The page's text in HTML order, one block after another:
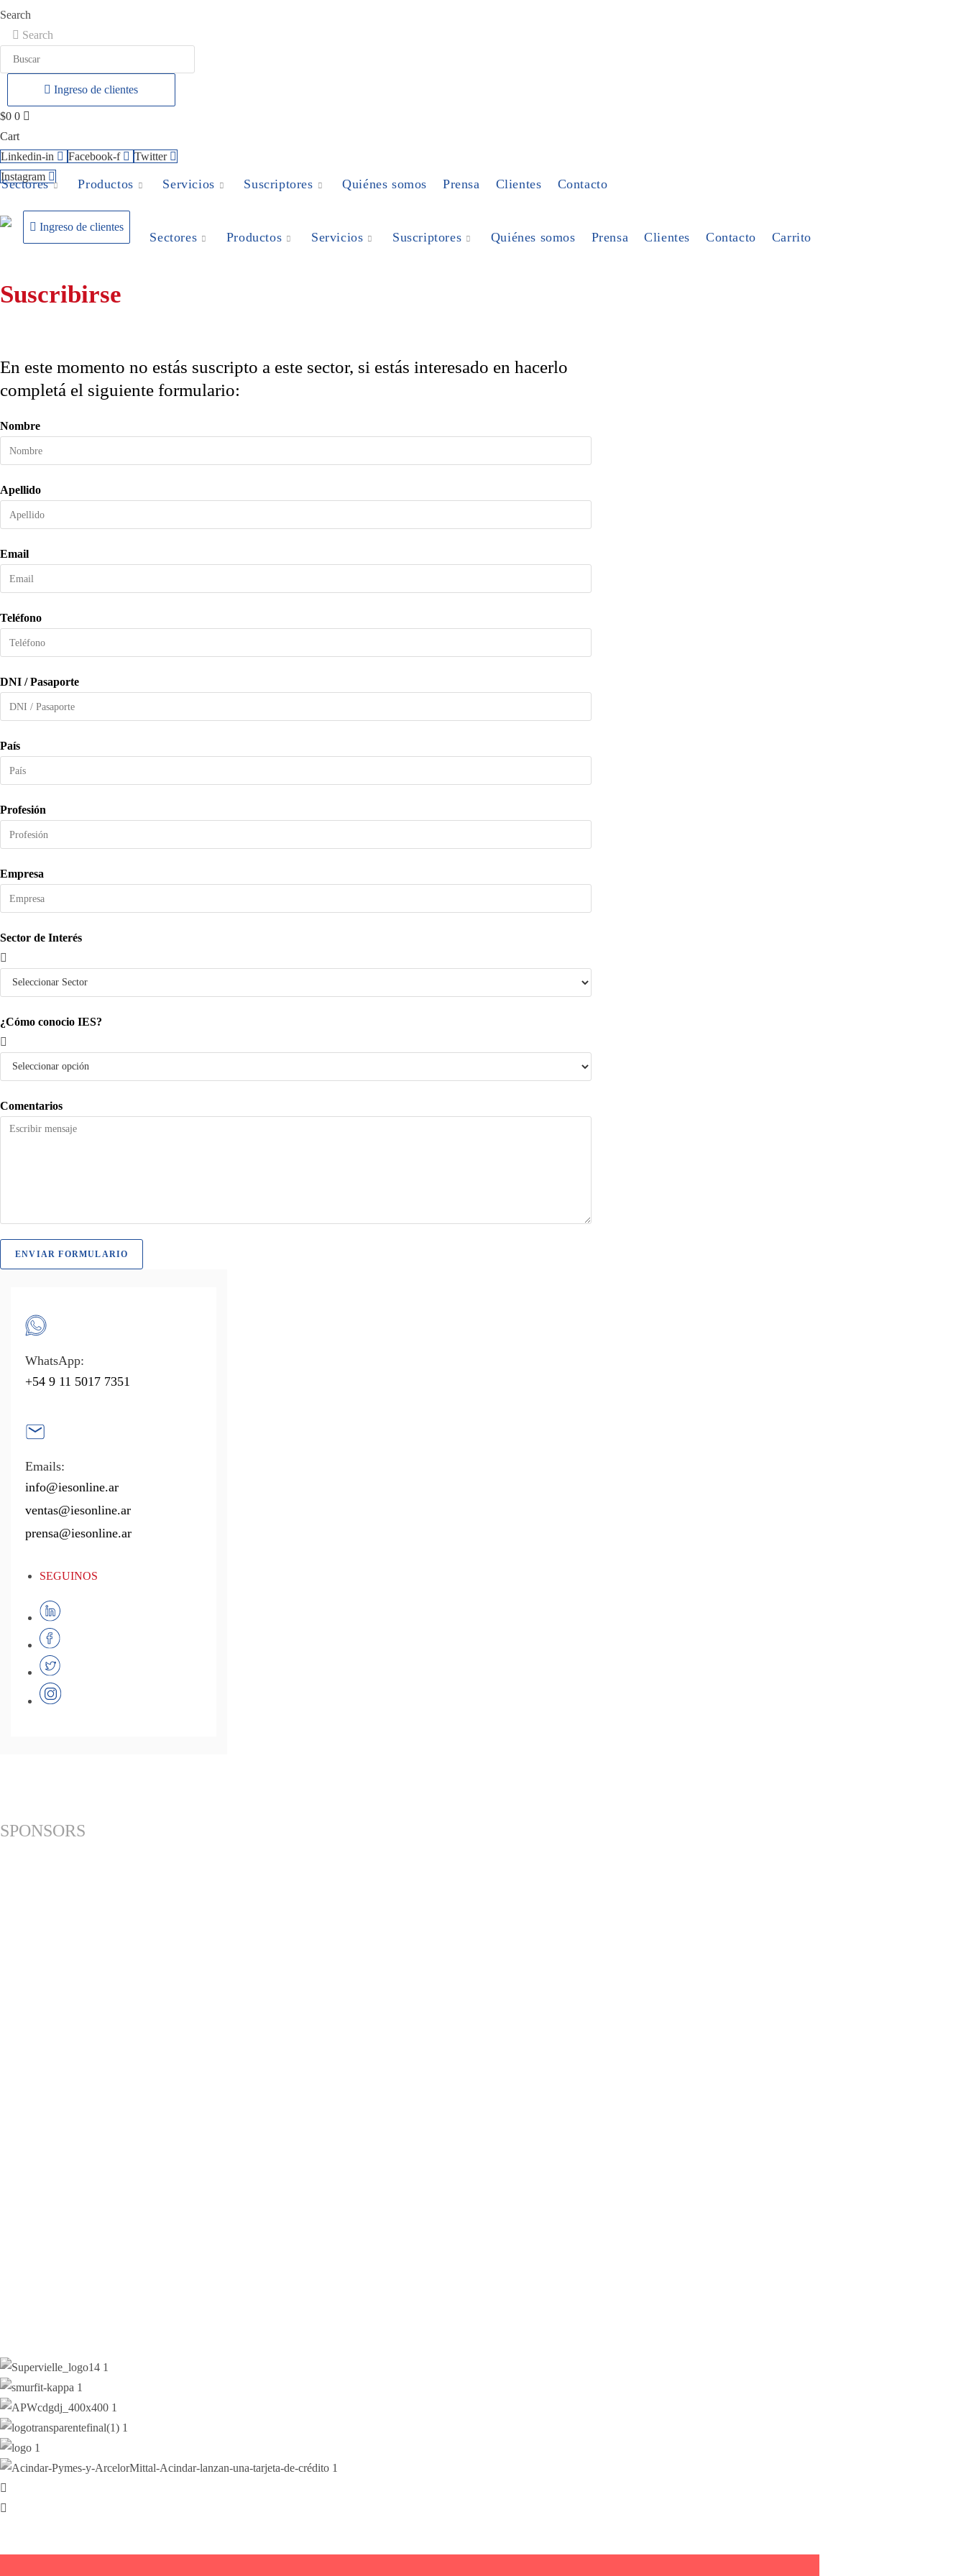
Ir
contenido
Search
Search
Ingreso de clientes
$0 0
Cart
Linkedin-in
Facebook-f
Twitter
Instagram
Sectores Productos Servicios Suscriptores Quiénes somos Prensa Clientes Contacto
Ingreso de clientes
Sectores Productos Servicios Suscriptores Quiénes somos Prensa Clientes Contacto Carrito
Suscribirse
En este momento no estás suscripto a este sector, si estás interesado en hacerlo
completá el siguiente formulario:
Nombre
Apellido
Email
Teléfono
DNI / Pasaporte
País
Profesión
Empresa
Sector de Interés
¿Cómo conocio IES?
Comentarios
ENVIAR FORMULARIO
WhatsApp:
+54 9 11 5017 7351
Emails:
info@iesonline.ar
ventas@iesonline.ar
prensa@iesonline.ar
SEGUINOS
SPONSORS